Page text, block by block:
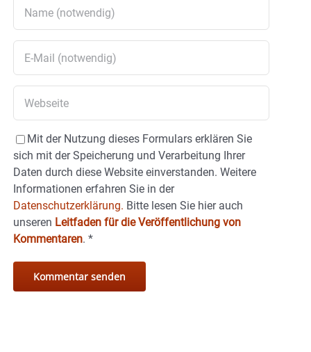
Mit der Nutzung dieses Formulars erklären Sie
sich mit der Speicherung und Verarbeitung Ihrer
Daten durch diese Website einverstanden. Weitere
Informationen erfahren Sie in der
Datenschutzerklärung. Bitte lesen Sie hier auch
unseren Leitfaden für die Veröffentlichung von
Kommentaren. *